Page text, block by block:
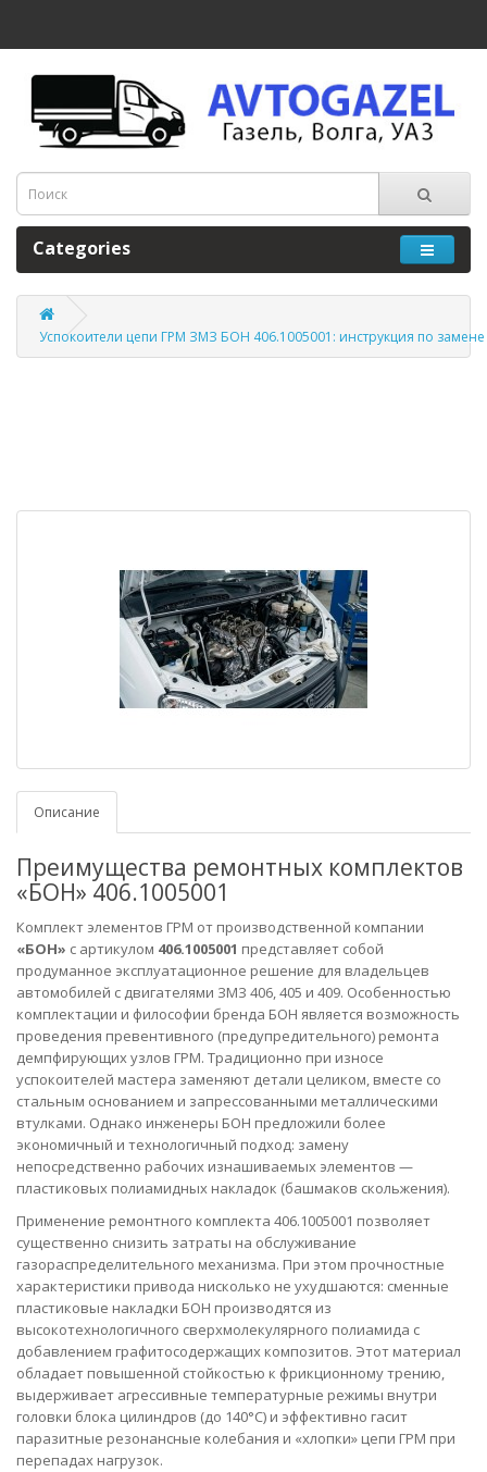
Categories
Успокоители цепи ГРМ ЗМЗ БОН 406.1005001: инструкция по замене
Описание
Преимущества ремонтных комплектов
«БОН» 406.1005001
Комплект элементов ГРМ от производственной компании
«БОН» с артикулом 406.1005001 представляет собой
продуманное эксплуатационное решение для владельцев
автомобилей с двигателями ЗМЗ 406, 405 и 409. Особенностью
комплектации и философии бренда БОН является возможность
проведения превентивного (предупредительного) ремонта
демпфирующих узлов ГРМ. Традиционно при износе
успокоителей мастера заменяют детали целиком, вместе со
стальным основанием и запрессованными металлическими
втулками. Однако инженеры БОН предложили более
экономичный и технологичный подход: замену
непосредственно рабочих изнашиваемых элементов —
пластиковых полиамидных накладок (башмаков скольжения).
Применение ремонтного комплекта 406.1005001 позволяет
существенно снизить затраты на обслуживание
газораспределительного механизма. При этом прочностные
характеристики привода нисколько не ухудшаются: сменные
пластиковые накладки БОН производятся из
высокотехнологичного сверхмолекулярного полиамида с
добавлением графитосодержащих композитов. Этот материал
обладает повышенной стойкостью к фрикционному трению,
выдерживает агрессивные температурные режимы внутри
головки блока цилиндров (до 140°C) и эффективно гасит
паразитные резонансные колебания и «хлопки» цепи ГРМ при
перепадах нагрузок.